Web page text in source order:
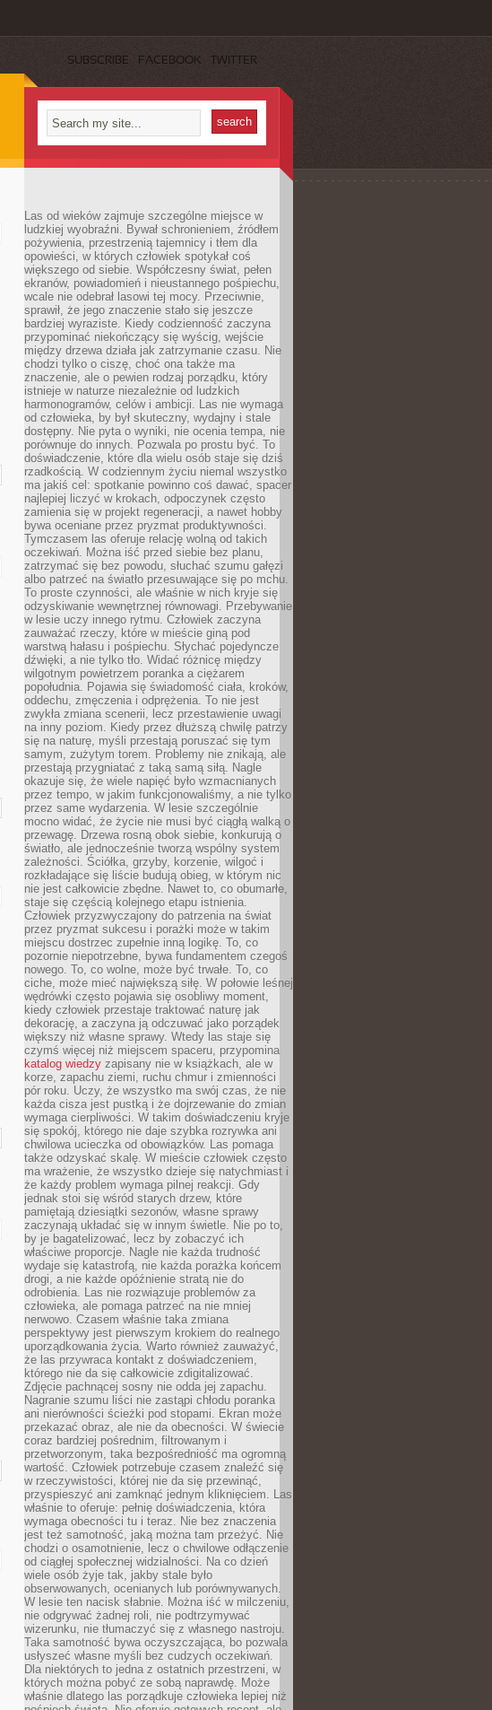
SUBSCRIBE FACEBOOK TWITTER
Las od wieków zajmuje szczególne miejsce w
ludzkiej wyobraźni. Bywał schronieniem, źródłem
pożywienia, przestrzenią tajemnicy i tłem dla
opowieści, w których człowiek spotykał coś
większego od siebie. Współczesny świat, pełen
ekranów, powiadomień i nieustannego pośpiechu,
wcale nie odebrał lasowi tej mocy. Przeciwnie,
sprawił, że jego znaczenie stało się jeszcze
bardziej wyraziste. Kiedy codzienność zaczyna
przypominać niekończący się wyścig, wejście
między drzewa działa jak zatrzymanie czasu. Nie
chodzi tylko o ciszę, choć ona także ma
znaczenie, ale o pewien rodzaj porządku, który
istnieje w naturze niezależnie od ludzkich
harmonogramów, celów i ambicji. Las nie wymaga
od człowieka, by był skuteczny, wydajny i stale
dostępny. Nie pyta o wyniki, nie ocenia tempa, nie
porównuje do innych. Pozwala po prostu być. To
doświadczenie, które dla wielu osób staje się dziś
rzadkością. W codziennym życiu niemal wszystko
ma jakiś cel: spotkanie powinno coś dawać, spacer
najlepiej liczyć w krokach, odpoczynek często
zamienia się w projekt regeneracji, a nawet hobby
bywa oceniane przez pryzmat produktywności.
Tymczasem las oferuje relację wolną od takich
oczekiwań. Można iść przed siebie bez planu,
zatrzymać się bez powodu, słuchać szumu gałęzi
albo patrzeć na światło przesuwające się po mchu.
To proste czynności, ale właśnie w nich kryje się
odzyskiwanie wewnętrznej równowagi. Przebywanie
w lesie uczy innego rytmu. Człowiek zaczyna
zauważać rzeczy, które w mieście giną pod
warstwą hałasu i pośpiechu. Słychać pojedyncze
dźwięki, a nie tylko tło. Widać różnicę między
wilgotnym powietrzem poranka a ciężarem
popołudnia. Pojawia się świadomość ciała, kroków,
oddechu, zmęczenia i odprężenia. To nie jest
zwykła zmiana scenerii, lecz przestawienie uwagi
na inny poziom. Kiedy przez dłuższą chwilę patrzy
się na naturę, myśli przestają poruszać się tym
samym, zużytym torem. Problemy nie znikają, ale
przestają przygniatać z taką samą siłą. Nagle
okazuje się, że wiele napięć było wzmacnianych
przez tempo, w jakim funkcjonowaliśmy, a nie tylko
przez same wydarzenia. W lesie szczególnie
mocno widać, że życie nie musi być ciągłą walką o
przewagę. Drzewa rosną obok siebie, konkurują o
światło, ale jednocześnie tworzą wspólny system
zależności. Ściółka, grzyby, korzenie, wilgoć i
rozkładające się liście budują obieg, w którym nic
nie jest całkowicie zbędne. Nawet to, co obumarłe,
staje się częścią kolejnego etapu istnienia.
Człowiek przyzwyczajony do patrzenia na świat
przez pryzmat sukcesu i porażki może w takim
miejscu dostrzec zupełnie inną logikę. To, co
pozornie niepotrzebne, bywa fundamentem czegoś
nowego. To, co wolne, może być trwałe. To, co
ciche, może mieć największą siłę. W połowie leśnej
wędrówki często pojawia się osobliwy moment,
kiedy człowiek przestaje traktować naturę jak
dekorację, a zaczyna ją odczuwać jako porządek
większy niż własne sprawy. Wtedy las staje się
czymś więcej niż miejscem spaceru, przypomina
katalog wiedzy zapisany nie w książkach, ale w
korze, zapachu ziemi, ruchu chmur i zmienności
pór roku. Uczy, że wszystko ma swój czas, że nie
każda cisza jest pustką i że dojrzewanie do zmian
wymaga cierpliwości. W takim doświadczeniu kryje
się spokój, którego nie daje szybka rozrywka ani
chwilowa ucieczka od obowiązków. Las pomaga
także odzyskać skalę. W mieście człowiek często
ma wrażenie, że wszystko dzieje się natychmiast i
że każdy problem wymaga pilnej reakcji. Gdy
jednak stoi się wśród starych drzew, które
pamiętają dziesiątki sezonów, własne sprawy
zaczynają układać się w innym świetle. Nie po to,
by je bagatelizować, lecz by zobaczyć ich
właściwe proporcje. Nagle nie każda trudność
wydaje się katastrofą, nie każda porażka końcem
drogi, a nie każde opóźnienie stratą nie do
odrobienia. Las nie rozwiązuje problemów za
człowieka, ale pomaga patrzeć na nie mniej
nerwowo. Czasem właśnie taka zmiana
perspektywy jest pierwszym krokiem do realnego
uporządkowania życia. Warto również zauważyć,
że las przywraca kontakt z doświadczeniem,
którego nie da się całkowicie zdigitalizować.
Zdjęcie pachnącej sosny nie odda jej zapachu.
Nagranie szumu liści nie zastąpi chłodu poranka
ani nierówności ścieżki pod stopami. Ekran może
przekazać obraz, ale nie da obecności. W świecie
coraz bardziej pośrednim, filtrowanym i
przetworzonym, taka bezpośredniość ma ogromną
wartość. Człowiek potrzebuje czasem znaleźć się
w rzeczywistości, której nie da się przewinąć,
przyspieszyć ani zamknąć jednym kliknięciem. Las
właśnie to oferuje: pełnię doświadczenia, która
wymaga obecności tu i teraz. Nie bez znaczenia
jest też samotność, jaką można tam przeżyć. Nie
chodzi o osamotnienie, lecz o chwilowe odłączenie
od ciągłej społecznej widzialności. Na co dzień
wiele osób żyje tak, jakby stale było
obserwowanych, ocenianych lub porównywanych.
W lesie ten nacisk słabnie. Można iść w milczeniu,
nie odgrywać żadnej roli, nie podtrzymywać
wizerunku, nie tłumaczyć się z własnego nastroju.
Taka samotność bywa oczyszczająca, bo pozwala
usłyszeć własne myśli bez cudzych oczekiwań.
Dla niektórych to jedna z ostatnich przestrzeni, w
których można pobyć ze sobą naprawdę. Może
właśnie dlatego las porządkuje człowieka lepiej niż